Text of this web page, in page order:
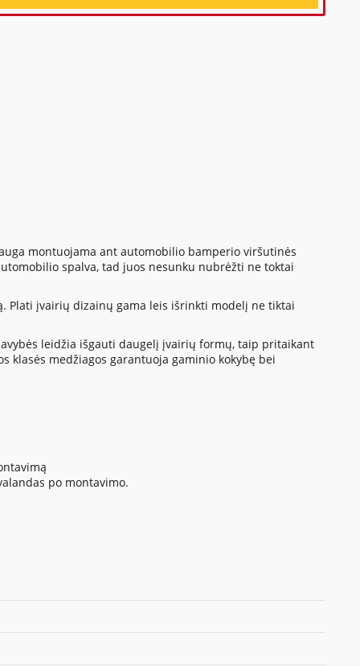
montuojama ant automobilio bamperio viršutinės
spalva, tad juos nesunku nubrėžti ne toktai
Plati įvairių dizainų gama leis išrinkti modelį ne tiktai
leidžia išgauti daugelį įvairių formų, taip pritaikant
medžiagos garantuoja gaminio kokybę bei
po montavimo.